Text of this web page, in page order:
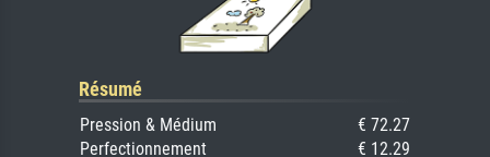
Résumé
Pression & Médium
€ 72.27
Perfectionnement
€ 12.29